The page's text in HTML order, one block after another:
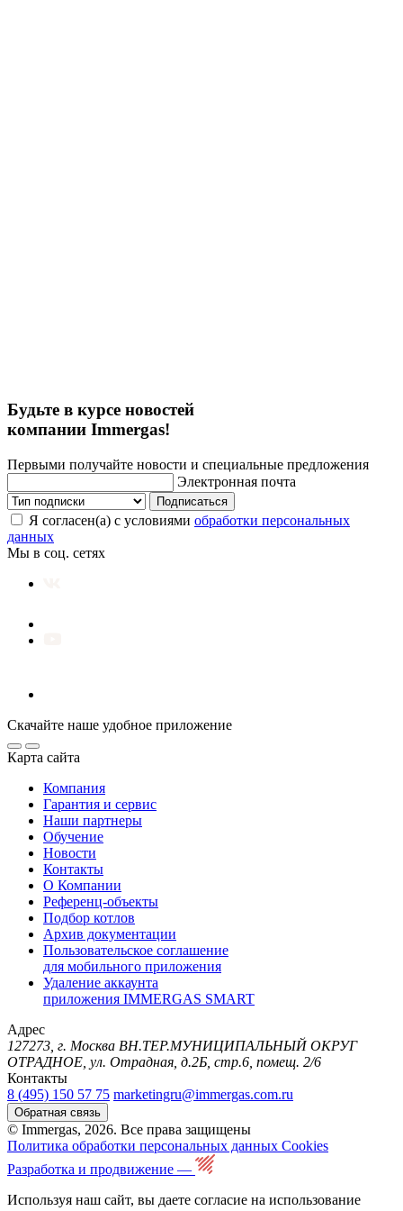
Будьте в курсе новостей
компании Immergas!
Первыми получайте новости и специальные предложения
Электронная почта
Подписаться
Я согласен(а) с условиями обработки персональных
данных
Мы в соц. сетях
Скачайте наше удобное приложение
Карта сайта
Компания
Гарантия и сервис
Наши партнеры
Обучение
Новости
Контакты
О Компании
Референц-объекты
Подбор котлов
Архив документации
Пользовательское соглашение
для мобильного приложения
Удаление аккаунта
приложения IMMERGAS SMART
Адрес
127273, г. Москва ВН.ТЕР.МУНИЦИПАЛЬНЫЙ ОКРУГ
ОТРАДНОЕ, ул. Отрадная, д.2Б, стр.6, помещ. 2/6
Контакты
8 (495) 150 57 75 marketingru@immergas.com.ru
Обратная связь
© Immergas, 2026. Все права защищены
Политика обработки персональных данных Cookies
Разработка и продвижение —
Используя наш сайт, вы даете согласие на использование